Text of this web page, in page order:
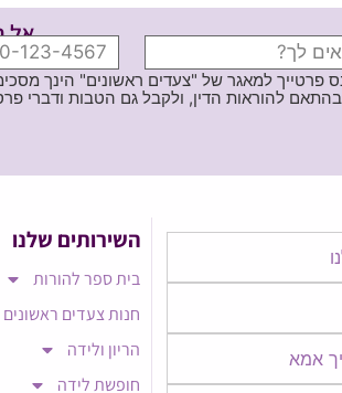
אל
פרטייך למאגר של "צעדים ראשונים" הינך
להוראות הדין, ולקבל גם הטבות ודברי פרסומת באמצעות
אמא​​
השירותים שלנו
בית ספר להורות
חנות צעדים ראשונים
הריון ולידה
חופשת לידה